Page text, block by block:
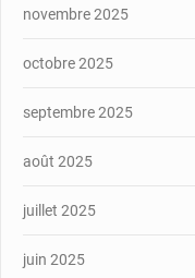
novembre 2025
octobre 2025
septembre 2025
août 2025
juillet 2025
juin 2025